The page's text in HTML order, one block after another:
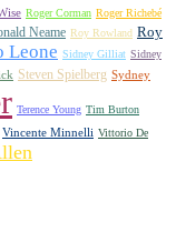
Roger Corman Roger Richebé
Neame Roy Rowland Roy
Leone Sidney Gilliat Sidney
Steven Spielberg Sydney
Terence Young Tim Burton
Vincente Minnelli Vittorio De